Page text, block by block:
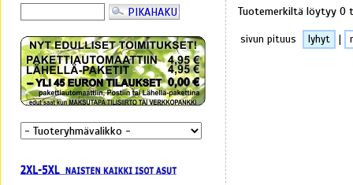
Tuotemerkiltä löytyy 0
sivun pituus lyhyt